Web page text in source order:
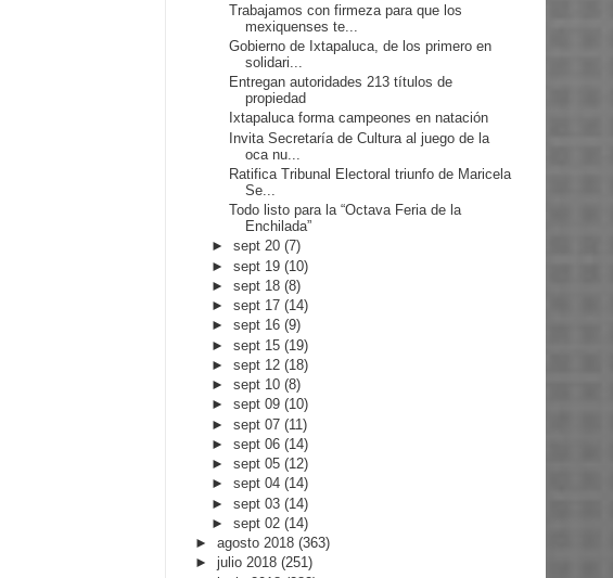
Trabajamos con firmeza para que los
mexiquenses te...
Gobierno de Ixtapaluca, de los primero en
solidari...
Entregan autoridades 213 títulos de
propiedad
Ixtapaluca forma campeones en natación
Invita Secretaría de Cultura al juego de la
oca nu...
Ratifica Tribunal Electoral triunfo de Maricela
Se...
Todo listo para la “Octava Feria de la
Enchilada”
►sept 20(7)
►sept 19(10)
►sept 18(8)
►sept 17(14)
►sept 16(9)
►sept 15(19)
►sept 12(18)
►sept 10(8)
►sept 09(10)
►sept 07(11)
►sept 06(14)
►sept 05(12)
►sept 04(14)
►sept 03(14)
►sept 02(14)
► agosto 2018 (363)
► julio 2018 (251)